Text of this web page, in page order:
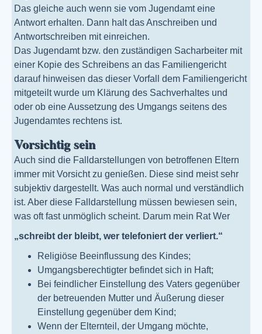
Das gleiche auch wenn sie vom Jugendamt eine
Antwort erhalten. Dann halt das Anschreiben und
Antwortschreiben mit einreichen.
Das Jugendamt bzw. den zuständigen Sacharbeiter mit
einer Kopie des Schreibens an das Familiengericht
darauf hinweisen das dieser Vorfall dem Familiengericht
mitgeteilt wurde um Klärung des Sachverhaltes und
oder ob eine Aussetzung des Umgangs seitens des
Jugendamtes rechtens ist.
Vorsichtig sein
Auch sind die Falldarstellungen von betroffenen Eltern
immer mit Vorsicht zu genießen. Diese sind meist sehr
subjektiv dargestellt. Was auch normal und verständlich
ist. Aber diese Falldarstellung müssen bewiesen sein,
was oft fast unmöglich scheint. Darum mein Rat Wer
„schreibt der bleibt, wer telefoniert der verliert.“
Religiöse Beeinflussung des Kindes;
Umgangsberechtigter befindet sich in Haft;
Bei feindlicher Einstellung des Vaters gegenüber
der betreuenden Mutter und Äußerung dieser
Einstellung gegenüber dem Kind;
Wenn der Elternteil, der Umgang möchte,